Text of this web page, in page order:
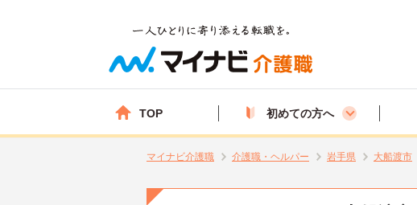
TOP 初めての方へ
マイナビ介護職 介護職・ヘルパー 岩手県 大船渡市